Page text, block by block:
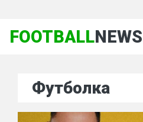
FOOTBALLNEWS
Футболка